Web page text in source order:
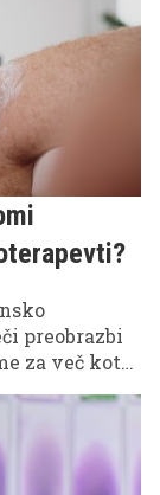
preobrazbi
za več kot
poslabšajo,
jih